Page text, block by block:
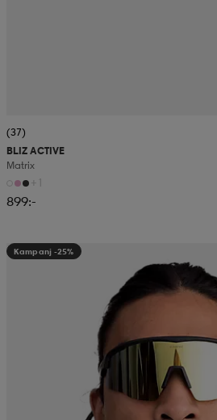
(37)
BLIZ ACTIVE
Matrix
+1
899:-
Kampanj -25%